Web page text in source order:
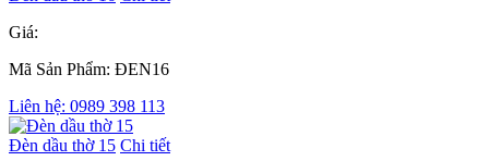
Giá:
Mã Sản Phẩm: ĐEN16
Liên hệ: 0989 398 113
Đèn dầu thờ 15 Chi tiết